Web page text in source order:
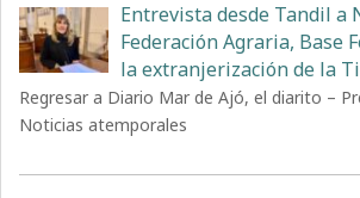
Entrevista desde Tandil a
Federación Agraria, Base
la extranjerización de la
Regresar a Diario Mar de Ajó, el diarito –
Noticias atemporales